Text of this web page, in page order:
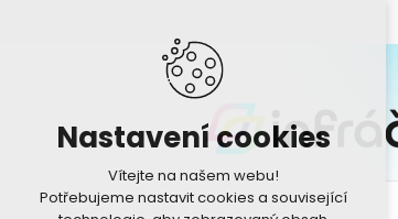
Nastavení cookies
Vítejte na našem webu!
Potřebujeme nastavit cookies a související